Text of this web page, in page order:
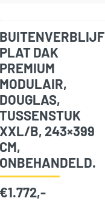
BUITENVERBLIJF
PLAT DAK
PREMIUM
MODULAIR,
DOUGLAS,
TUSSENSTUK
XXL/B, 243×399
CM,
ONBEHANDELD.
€1.772,-